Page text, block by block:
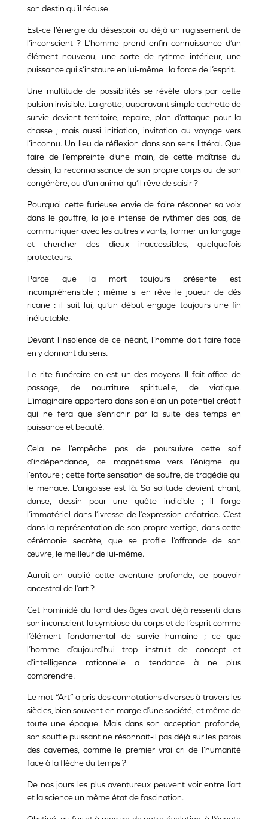
son destin qu’il récuse.
Est-ce l’énergie du désespoir ou déjà un rugissement de
l’inconscient ? L’homme prend enfin connaissance d’un
élément nouveau, une sorte de rythme intérieur, une
puissance qui s’instaure en lui-même : la force de l’esprit.
Une multitude de possibilités se révèle alors par cette
pulsion invisible. La grotte, auparavant simple cachette de
survie devient territoire, repaire, plan d’attaque pour la
chasse ; mais aussi initiation, invitation au voyage vers
l’inconnu. Un lieu de réflexion dans son sens littéral. Que
faire de l’empreinte d’une main, de cette maîtrise du
dessin, la reconnaissance de son propre corps ou de son
congénère, ou d’un animal qu’il rêve de saisir ?
Pourquoi cette furieuse envie de faire résonner sa voix
dans le gouffre, la joie intense de rythmer des pas, de
communiquer avec les autres vivants, former un langage
et chercher des dieux inaccessibles, quelquefois
protecteurs.
Parce que la mort toujours présente est
incompréhensible ; même si en rêve le joueur de dés
ricane : il sait lui, qu’un début engage toujours une fin
inéluctable.
Devant l’insolence de ce néant, l’homme doit faire face
en y donnant du sens.
Le rite funéraire en est un des moyens. Il fait office de
passage, de nourriture spirituelle, de viatique.
L’imaginaire apportera dans son élan un potentiel créatif
qui ne fera que s’enrichir par la suite des temps en
puissance et beauté.
Cela ne l’empêche pas de poursuivre cette soif
d’indépendance, ce magnétisme vers l’énigme qui
l’entoure ; cette forte sensation de soufre, de tragédie qui
le menace. L’angoisse est là. Sa solitude devient chant,
danse, dessin pour une quête indicible ; il forge
l’immatériel dans l’ivresse de l’expression créatrice. C’est
dans la représentation de son propre vertige, dans cette
cérémonie secrète, que se profile l’offrande de son
œuvre, le meilleur de lui-même.
Aurait-on oublié cette aventure profonde, ce pouvoir
ancestral de l’art ?
Cet hominidé du fond des âges avait déjà ressenti dans
son inconscient la symbiose du corps et de l’esprit comme
l’élément fondamental de survie humaine ; ce que
l’homme d’aujourd’hui trop instruit de concept et
d’intelligence rationnelle a tendance à ne plus
comprendre.
Le mot “Art” a pris des connotations diverses à travers les
siècles, bien souvent en marge d’une société, et même de
toute une époque. Mais dans son acception profonde,
son souffle puissant ne résonnait-il pas déjà sur les parois
des cavernes, comme le premier vrai cri de l’humanité
face à la flèche du temps ?
De nos jours les plus aventureux peuvent voir entre l’art
et la science un même état de fascination.